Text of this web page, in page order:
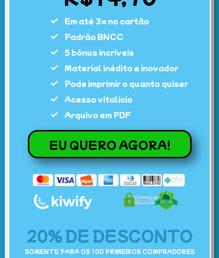
Em até 3x no cartão
Padrão BNCC
5 bônus incríveis
Material inédito e inovador
Pode imprimir o quanto quiser
Acesso vitalício
Arquivo em PDF
EU QUERO AGORA!
20% DE DESCONTO
SOMENTE PARA OS 100 PRIMEIROS COMPRADORES